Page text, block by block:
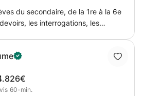
du secondaire, de la 1re à la 6e
les interrogations, les
mais surtout d’aider l’élève à
reconnaître les méthodes à
autonome. Matières travaillées
: • Bases et calcul : fractions,
26€
60-min.